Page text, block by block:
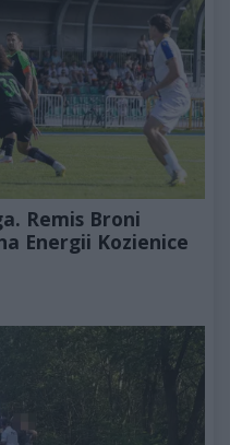
Remis Broni
Energii Kozienice